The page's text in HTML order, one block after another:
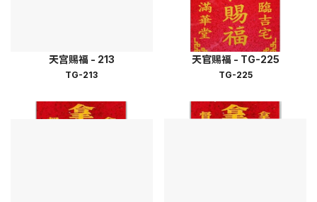
天宫赐福 - 213
TG-213
天官赐福 - TG-225
TG-225